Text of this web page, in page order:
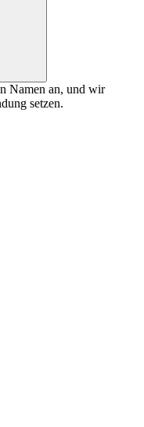
Namen an, und wir
setzen.